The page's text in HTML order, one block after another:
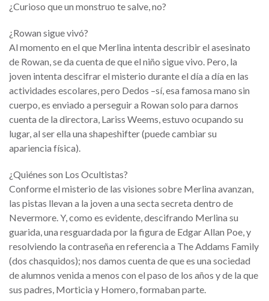
¿Curioso que un monstruo te salve, no?
¿Rowan sigue vivó?
Al momento en el que Merlina intenta describir el asesinato
de Rowan, se da cuenta de que el niño sigue vivo. Pero, la
joven intenta descifrar el misterio durante el día a día en las
actividades escolares, pero Dedos –sí, esa famosa mano sin
cuerpo, es enviado a perseguir a Rowan solo para darnos
cuenta de la directora, Lariss Weems, estuvo ocupando su
lugar, al ser ella una shapeshifter (puede cambiar su
apariencia física).
¿Quiénes son Los Ocultistas?
Conforme el misterio de las visiones sobre Merlina avanzan,
las pistas llevan a la joven a una secta secreta dentro de
Nevermore. Y, como es evidente, descifrando Merlina su
guarida, una resguardada por la figura de Edgar Allan Poe, y
resolviendo la contraseña en referencia a The Addams Family
(dos chasquidos); nos damos cuenta de que es una sociedad
de alumnos venida a menos con el paso de los años y de la que
sus padres, Morticia y Homero, formaban parte.